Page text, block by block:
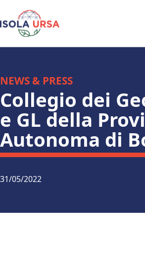
NEWS & PRESS
Collegio dei
e GL della
Autonoma di
31/05/2022